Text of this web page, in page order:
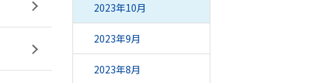
2023年10月
2023年9月
2023年8月